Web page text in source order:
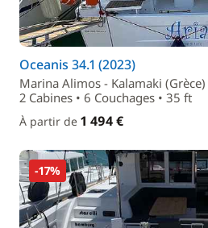
Oceanis 34.1 (2023)
Marina Alimos - Kalamaki (Grèce)
2 Cabines • 6 Couchages • 35 ft
À partir de 1 494 €
-17%